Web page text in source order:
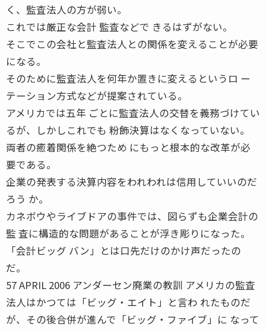
く、監査法人の方が弱い。
これでは厳正な会計 監査などで きるはずがない。
そこでこの会社と監査法人との関係を変えることが必要
になる。
そのために監査法人を何年か置きに変えるというロ ー
テーション方式などが提案されている。
アメリカでは五年 ごとに監査法人の交替を義務づけてい
るが、しかしこれでも 粉飾決算はなくなっていない。
両者の癒着関係を絶つため にもっと根本的な改革が必
要である。
企業の発表する決算内容をわれわれは信用していいのだ
ろう か。
カネボウやライブドアの事件では、図らずも企業会計の
監 査に構造的な問題があることが浮き彫りになった。
「会計ビッグ バン」とは口先だけのかけ声だったの
だ。
57 APRIL 2006 アンダーセン廃業の教訓 アメリカの監査
法人はかつては「ビッグ・エイト」と言わ れたものだ
が、その後合併が進んで「ビッグ・ファイブ」に なって